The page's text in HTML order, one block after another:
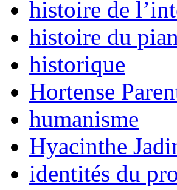
histoire de
histoire du
historique
Hortense
humanisme
Hyacinthe
identités du